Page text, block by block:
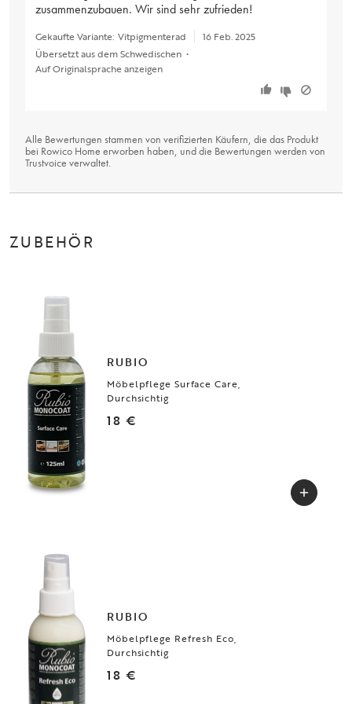
zusammenzubauen. Wir sind sehr zufrieden!
Gekaufte Variante: Vitpigmenterad
16 Feb. 2025
Übersetzt aus dem Schwedischen •
Auf Originalsprache anzeigen
Alle Bewertungen stammen von verifizierten Käufern, die das Produkt
bei Rowico Home erworben haben, und die Bewertungen werden von
Trustvoice verwaltet.
ZUBEHÖR
RUBIO
Möbelpflege Surface Care,
Durchsichtig
18 €
RUBIO
Möbelpflege Refresh Eco,
Durchsichtig
18 €